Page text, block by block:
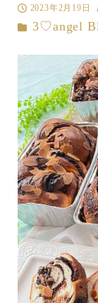
投稿日
2023年2月19日
カテゴリー
3♡angel